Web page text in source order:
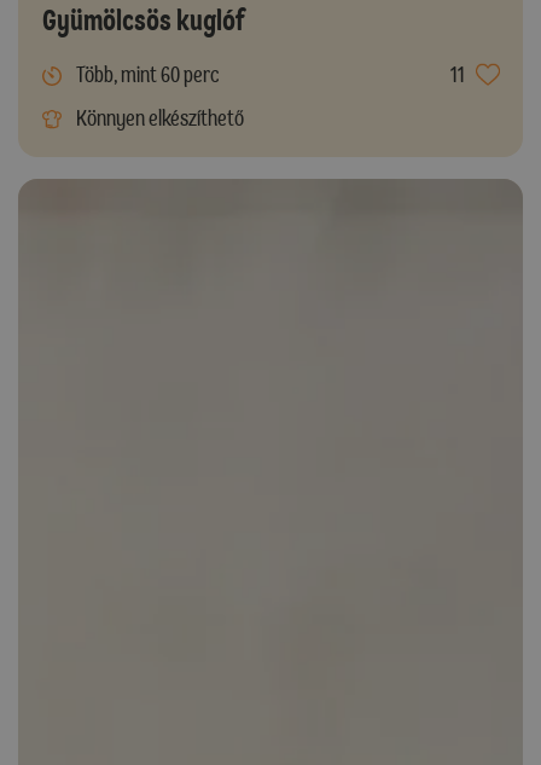
Gyümölcsös kuglóf
Több, mint 60 perc
11
Könnyen elkészíthető